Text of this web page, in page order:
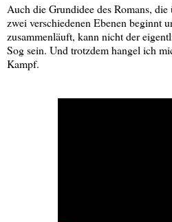
Auch die Grundidee des Romans,
zwei verschiedenen Ebenen beginnt
zusammenläuft, kann nicht der
Sog sein. Und trotzdem hangel ich
Kampf.